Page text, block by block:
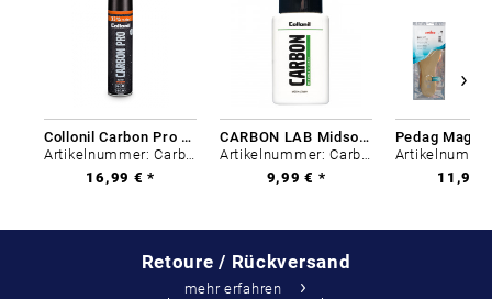
Collonil Carbon Pro 400 ml
Artikelnummer: Carbon-0
16,99 € *
CARBON LAB Midsole Cleaner
Artikelnummer: Carbon-0
9,99 € *
11,99
Retoure / Rückversand
mehr erfahren